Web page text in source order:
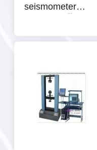
seismometer
อุปกรณ์การตรวจ